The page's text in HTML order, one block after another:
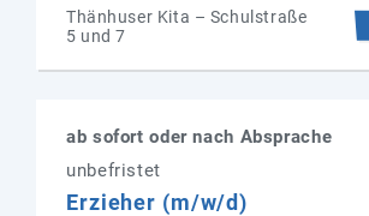
Thänhuser Kita – Schulstraße
5 und 7
ab sofort oder nach Absprache
unbefristet
Erzieher (m/w/d)